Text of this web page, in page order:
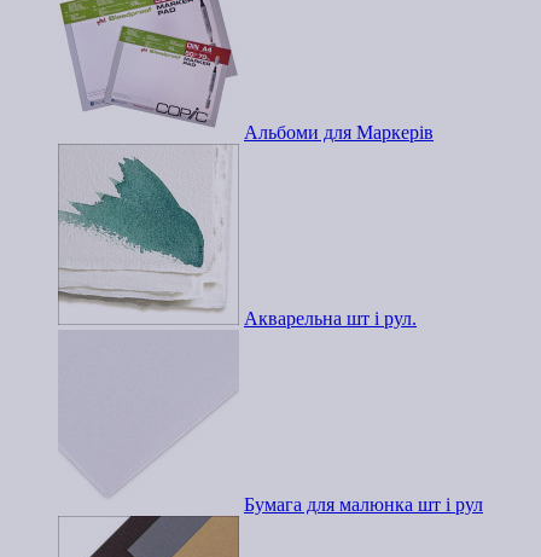
Альбоми для Маркерів
Акварельна шт і рул.
Бумага для малюнка шт і рул